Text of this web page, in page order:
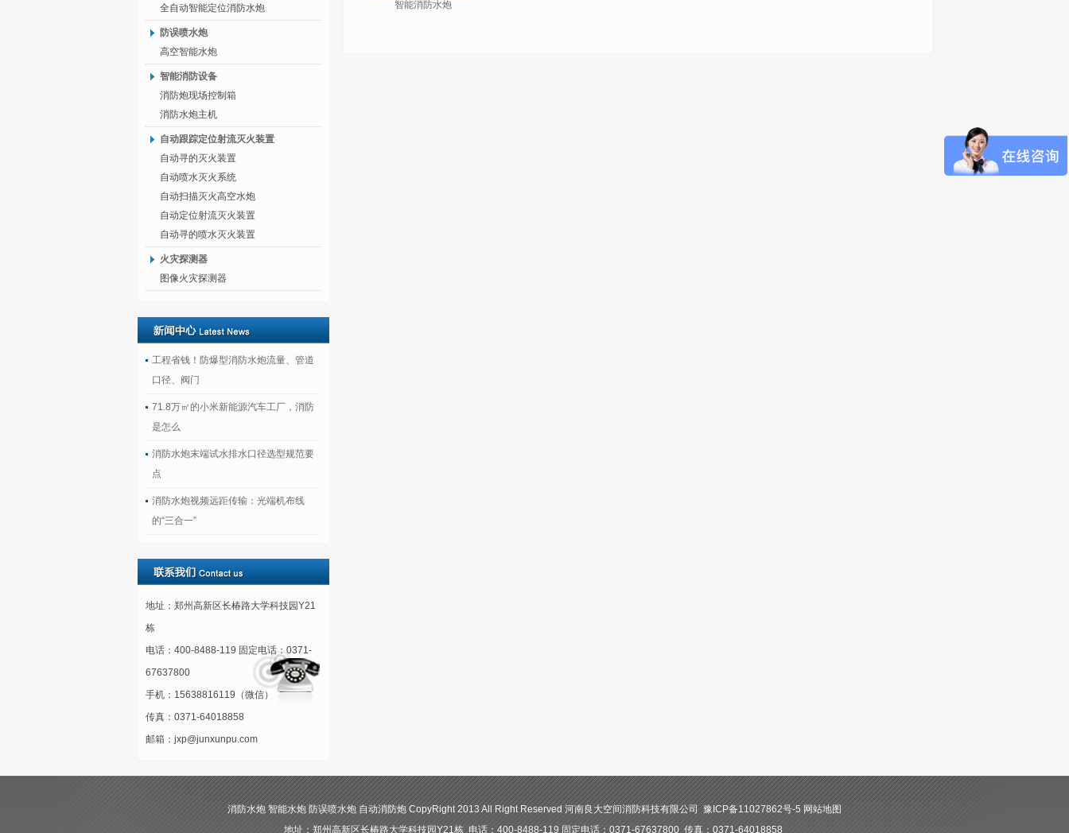
全自动智能定位消防水炮
防误喷水炮
高空智能水炮
智能消防设备
消防炮现场控制箱
消防水炮主机
自动跟踪定位射流灭火装置
自动寻的灭火装置
自动喷水灭火系统
自动扫描灭火高空水炮
自动定位射流灭火装置
自动寻的喷水灭火装置
火灾探测器
图像火灾探测器
工程省钱！防爆型消防水炮流量、管道
口径、阀门
71.8万㎡的小米新能源汽车工厂，消防
是怎么
消防水炮末端试水排水口径选型规范要
点
消防水炮视频远距传输：光端机布线
的“三合一”
地址：郑州高新区长椿路大学科技园Y21
栋
电话：400-8488-119 固定电话：0371-
67637800
手机：15638816119（微信）
传真：0371-64018858
邮箱：jxp@junxunpu.com
智能消防水炮
消防水炮 智能水炮 防误喷水炮 自动消防炮 CopyRight 2013 All Right Reserved 河南良大空间消防科技有限公司 豫ICP备11027862号-5网站地图
地址：郑州高新区长椿路大学科技园Y21栋 电话：400-8488-119 固定电话：0371-67637800 传真：0371-64018858